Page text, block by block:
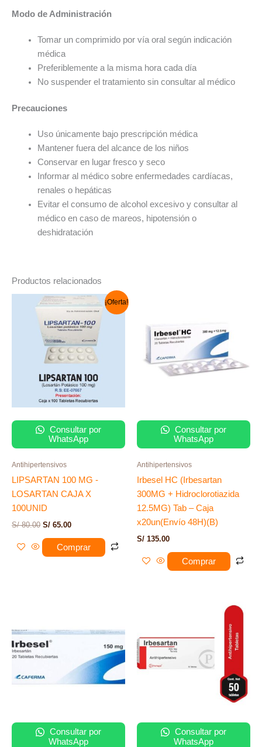
Modo de Administración
Tomar un comprimido por vía oral según indicación
médica
Preferiblemente a la misma hora cada día
No suspender el tratamiento sin consultar al médico
Precauciones
Uso únicamente bajo prescripción médica
Mantener fuera del alcance de los niños
Conservar en lugar fresco y seco
Informar al médico sobre enfermedades cardíacas,
renales o hepáticas
Evitar el consumo de alcohol excesivo y consultar al
médico en caso de mareos, hipotensión o
deshidratación
Productos relacionados
¡Oferta!
Consultar por
WhatsApp
Antihipertensivos
LIPSARTAN 100 MG -
LOSARTAN CAJA X
100UNID
S/80.00
El
precio
original
era:
S/ 80.00.
S/ 65.00
El
precio
actual
es:
S/ 65.00.
Comprar
Consultar por
WhatsApp
Antihipertensivos
Irbesel HC (Irbesartan
300MG + Hidroclorotiazida
12.5MG) Tab – Caja
x20un(Envío 48H)(B)
S/ 135.00
Comprar
Consultar por
WhatsApp
Consultar por
WhatsApp